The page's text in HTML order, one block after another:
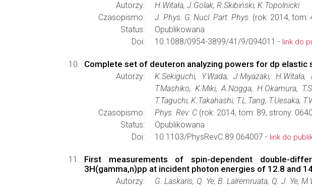
Autorzy:
H.Witała, J.Golak, R.Skibiński, K.Topolnicki
Czasopismo:
J. Phys. G: Nucl. Part. Phys. (rok: 2014, tom:
Status:
Opublikowana
Doi:
10.1088/0954-3899/41/9/094011 - link do
Complete set of deuteron analyzing powers for dp
Autorzy:
K.Sekiguchi, Y.Wada, J.Miyazaki,
T.Mashiko, K.Miki, A.Nogga, H.Okamura,
T.Taguchi, K.Takahashi, T.L.Tang, T.Uesaka,
Czasopismo:
Phys. Rev. C (rok: 2014, tom: 89, strony:
Status:
Opublikowana
Doi:
10.1103/PhysRevC.89.064007 - link do
First measurements of spin-dependent double-
3H(gamma,n)pp at incident photon energies of 12.8 and
Autorzy:
G. Laskaris, Q. Ye, B. Lalremruata, Q. J. Ye,